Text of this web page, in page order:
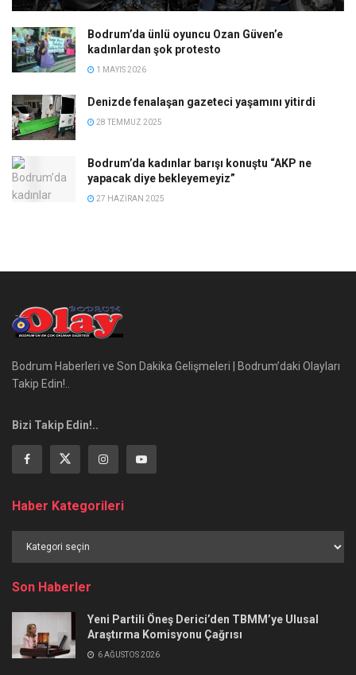
Bodrum’da ünlü oyuncu Ozan Güven’e
kadınlardan şok protesto
1 MAYIS 2026
Denizde fenalaşan gazeteci yaşamını yitirdi
28 TEMMUZ 2025
Bodrum’da kadınlar barışı konuştu “AKP ne
yapacak diye bekleyemeyiz”
27 HAZIRAN 2025
Bodrum Haberleri ve Son Dakika Gelişmeleri | Bodrum’daki Olayları
Takip Edin!..
Bizi Takip Edin!..
Haber Kategorileri
Kategorileri
Son Haberler
Yeni Partili Öneş Derici’den TBMM’ye Ulusal
Araştırma Komisyonu Çağrısı
6 AĞUSTOS 2026